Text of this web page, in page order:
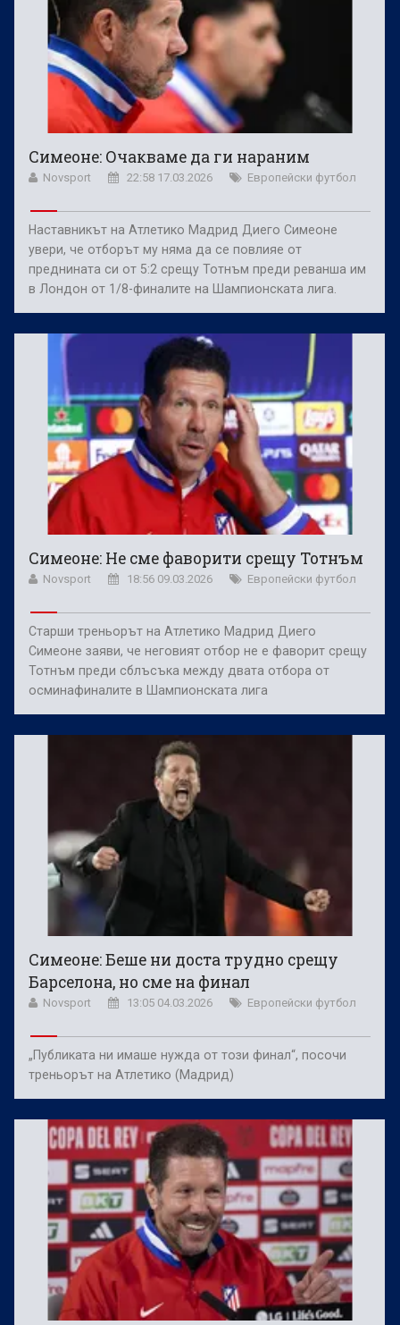
Симеоне: Очакваме да ги нараним
Novsport 22:58 17.03.2026 Европейски футбол
Наставникът на Атлетико Мадрид Диего Симеоне
увери, че отборът му няма да се повлияе от
преднината си от 5:2 срещу Тотнъм преди реванша им
в Лондон от 1/8-финалите на Шампионската лига.
Симеоне: Не сме фаворити срещу Тотнъм
Novsport 18:56 09.03.2026 Европейски футбол
Старши треньорът на Атлетико Мадрид Диего
Симеоне заяви, че неговият отбор не е фаворит срещу
Тотнъм преди сблъсъка между двата отбора от
осминафиналите в Шампионската лига
Симеоне: Беше ни доста трудно срещу
Барселона, но сме на финал
Novsport 13:05 04.03.2026 Европейски футбол
„Публиката ни имаше нужда от този финал“, посочи
треньорът на Атлетико (Мадрид)